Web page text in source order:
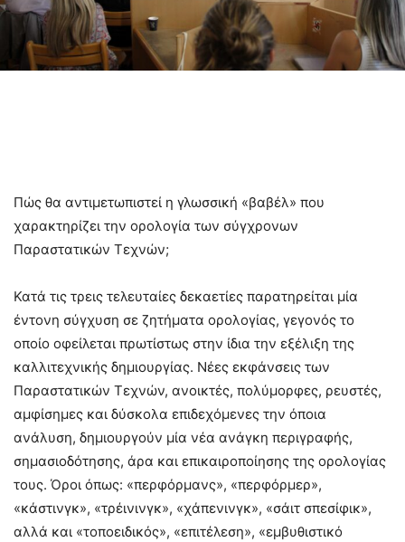
Πώς θα αντιμετωπιστεί η γλωσσική «βαβέλ» που
χαρακτηρίζει την ορολογία των σύγχρονων
Παραστατικών Τεχνών;
Κατά τις τρεις τελευταίες δεκαετίες παρατηρείται μία
έντονη σύγχυση σε ζητήματα ορολογίας, γεγονός το
οποίο οφείλεται πρωτίστως στην ίδια την εξέλιξη της
καλλιτεχνικής δημιουργίας. Νέες εκφάνσεις των
Παραστατικών Τεχνών, ανοικτές, πολύμορφες, ρευστές,
αμφίσημες και δύσκολα επιδεχόμενες την όποια
ανάλυση, δημιουργούν μία νέα ανάγκη περιγραφής,
σημασιοδότησης, άρα και επικαιροποίησης της ορολογίας
τους. Όροι όπως: «περφόρμανς», «περφόρμερ»,
«κάστινγκ», «τρέινινγκ», «χάπενινγκ», «σάιτ σπεσίφικ»,
αλλά και «τοποειδικός», «επιτέλεση», «εμβυθιστικό